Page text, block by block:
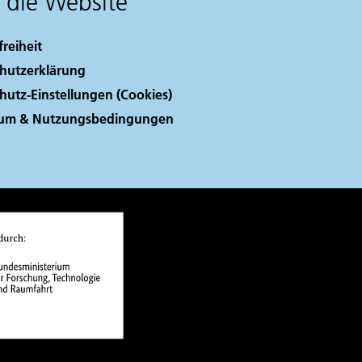
Einstellungen (Cookies)
& Nutzungsbedingungen